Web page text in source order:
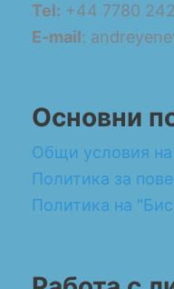
Tel: +44 7780
E-mail:
Основни
Общи условия на
Политика за
Политика на